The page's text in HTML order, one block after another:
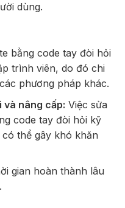
dùng.
bằng code tay đòi hỏi
trình viên, do đó chi
phương pháp khác.
và nâng cấp: Việc sửa
code tay đòi hỏi kỹ
thể gây khó khăn
gian hoàn thành lâu